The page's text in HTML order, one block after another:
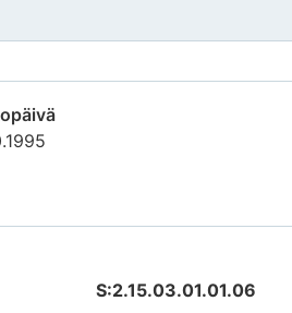
S:2.15.03.01.01.06